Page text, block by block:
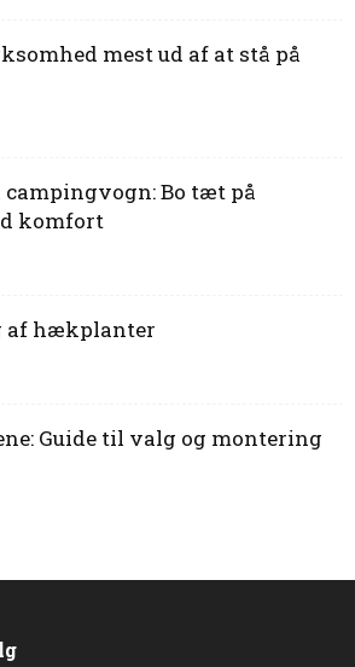
mest ud af at stå på
campingvogn: Bo tæt på
komfort
af hækplanter
Guide til valg og montering